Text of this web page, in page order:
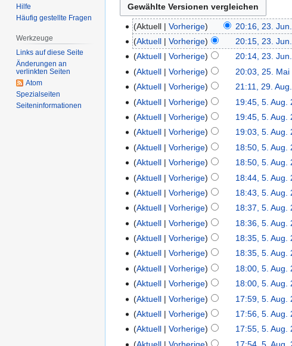
Aktuell Vorherige 20:16, 23.
Aktuell
Vorherige 20:15, 23.
Aktuell
Vorherige 20:14, 23.
Aktuell
Vorherige 20:03, 25. Mai
Aktuell
Vorherige 21:11, 29.
Aktuell
Vorherige 19:45, 5. Aug.
Aktuell
Vorherige 19:45, 5. Aug.
Aktuell
Vorherige 19:03, 5. Aug.
Aktuell
Vorherige 18:50, 5. Aug.
Aktuell
Vorherige 18:50, 5. Aug.
Aktuell
Vorherige 18:44, 5. Aug.
Aktuell
Vorherige 18:43, 5. Aug.
Aktuell
Vorherige 18:37, 5. Aug.
Aktuell
Vorherige 18:36, 5. Aug.
Aktuell
Vorherige 18:35, 5. Aug.
Aktuell
Vorherige 18:35, 5. Aug.
Aktuell
Vorherige 18:00, 5. Aug.
Aktuell
Vorherige 18:00, 5. Aug.
Aktuell
Vorherige 17:59, 5. Aug.
Aktuell
Vorherige 17:56, 5. Aug.
Aktuell
Vorherige 17:55, 5. Aug.
Hilfe
Häufig gestellte Fragen
Werkzeuge
Links auf diese Seite
Änderungen an
verlinkten Seiten
Atom
Spezialseiten
Seiten­informationen